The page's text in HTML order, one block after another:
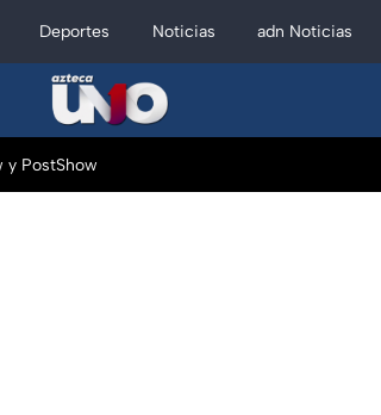
Deportes Noticias adn Noticias
y PostShow